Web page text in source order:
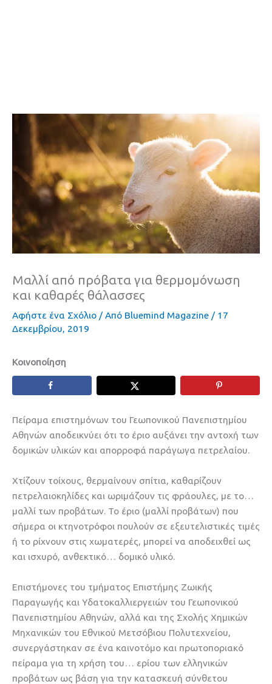
Μαλλί από πρόβατα για θερμομόνωση
και καθαρές θάλασσες
Αφήστε ένα Σχόλιο / Από Bluemind Magazine / 17
Δεκεμβρίου, 2019
Κοινοποίηση
Πείραμα επιστημόνων του Γεωπονικού Πανεπιστημίου
Αθηνών αποδεικνύει ότι το έριο αυξάνει την αντοχή των
δομικών υλικών και απορροφά παράγωγα πετρελαίου.
Χτίζουν τοίχους, θερμαίνουν σπίτια, καθαρίζουν
πετρελαιοκηλίδες και ωριμάζουν τις φράουλες, με το…
μαλλί των προβάτων. Το έριο (μαλλί προβάτων) που
σήμερα οι κτηνοτρόφοι πουλούν σε εξευτελιστικές τιμές
ή το ρίχνουν στις χωματερές, μπορεί να αποδειχθεί ως
και ισχυρό, ανθεκτικό… δομικό υλικό.
Επιστήμονες του τμήματος Επιστήμης Ζωικής
Παραγωγής και Υδατοκαλλιεργειών του Γεωπονικού
Πανεπιστημίου Αθηνών, αλλά και της Σχολής Χημικών
Μηχανικών του Εθνικού Μετσόβιου Πολυτεχνείου,
συνεργάστηκαν σε ένα καινοτόμο και πρωτοποριακό
πείραμα για τη χρήση του… ερίου των ελληνικών
προβάτων ως βάση για την κατασκευή σύνθετου